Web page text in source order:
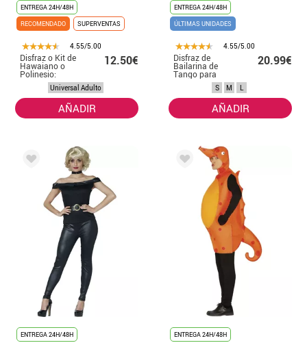
ENTREGA 24H/48H
RECOMENDADO
SUPERVENTAS
4.55/5.00
Disfraz o Kit de
Hawaiano o
Polinesio:
Brazalete, Falda
y Espinilleras
12.50€
Universal Adulto
AÑADIR
ENTREGA 24H/48H
ÚLTIMAS UNIDADES
4.55/5.00
Disfraz de
Bailarina de
Tango para
mujer
20.99€
S M L
AÑADIR
ENTREGA 24H/48H
ENTREGA 24H/48H